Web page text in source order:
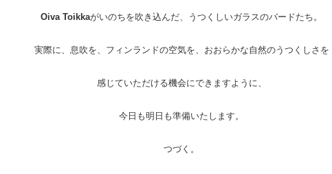
Oiva Toikkaがいのちを吹き込んだ、うつくしいガラスのバードたち。
実際に、息吹を、フィンランドの空気を、おおらかな自然のうつくしさを
感じていただける機会にできますように、
今日も明日も準備いたします。
つづく。